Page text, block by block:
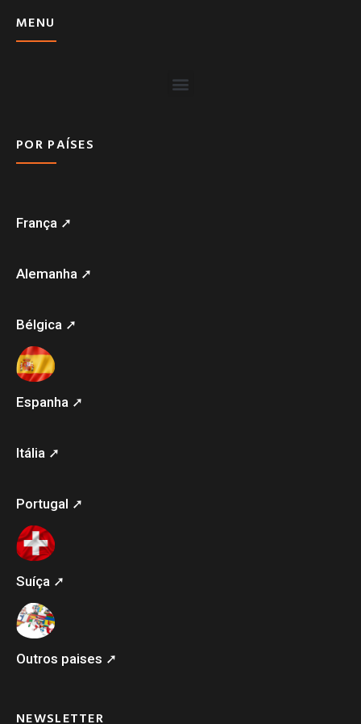
MENU
POR PAÍSES
França ➚
Alemanha ➚
Bélgica ➚
Espanha ➚
Itália ➚
Portugal ➚
Suíça ➚
Outros paises ➚
NEWSLETTER